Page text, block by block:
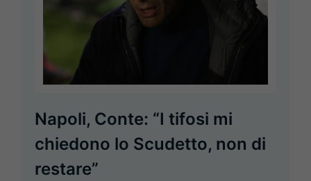
Napoli, Conte: “I tifosi mi
chiedono lo Scudetto, non di
restare”